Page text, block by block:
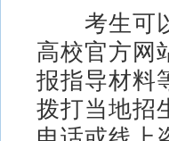
考生可以
高校官方网
报指导材料
拨打当地招